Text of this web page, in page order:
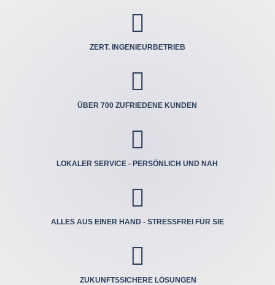

ZERT. INGENIEUR­BETRIEB

ÜBER 700 ZUFRIEDENE KUNDEN

LOKALER SERVICE - PERSÖNLICH UND NAH

ALLES AUS EINER HAND - STRESSFREI FÜR SIE

ZUKUNFTSSICHERE LÖSUNGEN